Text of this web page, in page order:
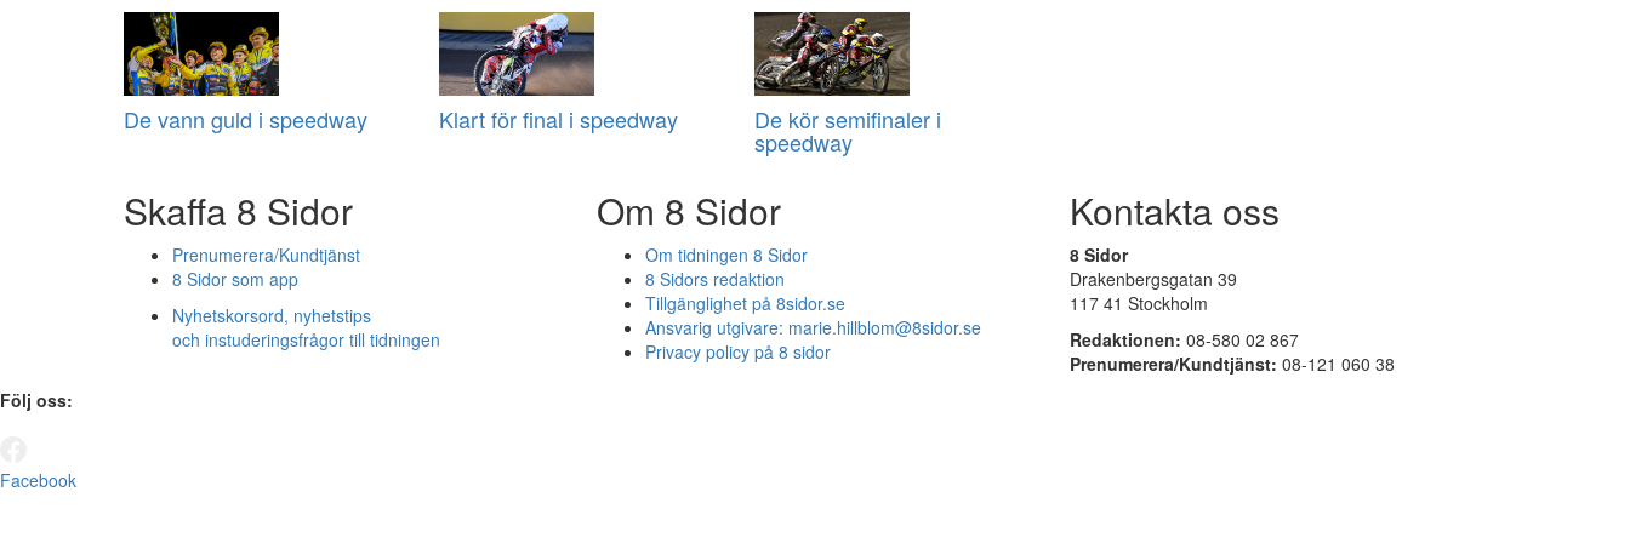
De vann guld i speedway Klart för final i speedway De kör semifinaler i
speedway
Skaffa 8 Sidor
Prenumerera/Kundtjänst
8 Sidor som app
Nyhetskorsord, nyhetstips
och instuderingsfrågor till tidningen
Om 8 Sidor
Om tidningen 8 Sidor
8 Sidors redaktion
Tillgänglighet på 8sidor.se
Ansvarig utgivare: marie.hillblom@8sidor.se
Privacy policy på 8 sidor
Kontakta oss
8 Sidor
Drakenbergsgatan 39
117 41 Stockholm
Redaktionen: 08-580 02 867
Prenumerera/Kundtjänst: 08-121 060 38
Följ oss:
Facebook